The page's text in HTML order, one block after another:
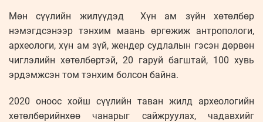
Мөн сүүлийн жилүүдэд Хүн ам зүйн хөтөлбөр
нэмэгдсэнээр тэнхим маань өргөжиж антропологи,
археологи, хүн ам зүй, жендер судлалын гэсэн дөрвөн
чиглэлийн хөтөлбөртэй, 20 гаруй багштай, 100 хувь
эрдэмжсэн том тэнхим болсон байна.
2020 оноос хойш сүүлийн таван жилд археологийн
хөтөлбөрийнхөө чанарыг сайжруулах, чадавхийг